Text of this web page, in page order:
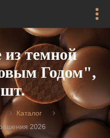
темной
Годом",
Каталог
2026